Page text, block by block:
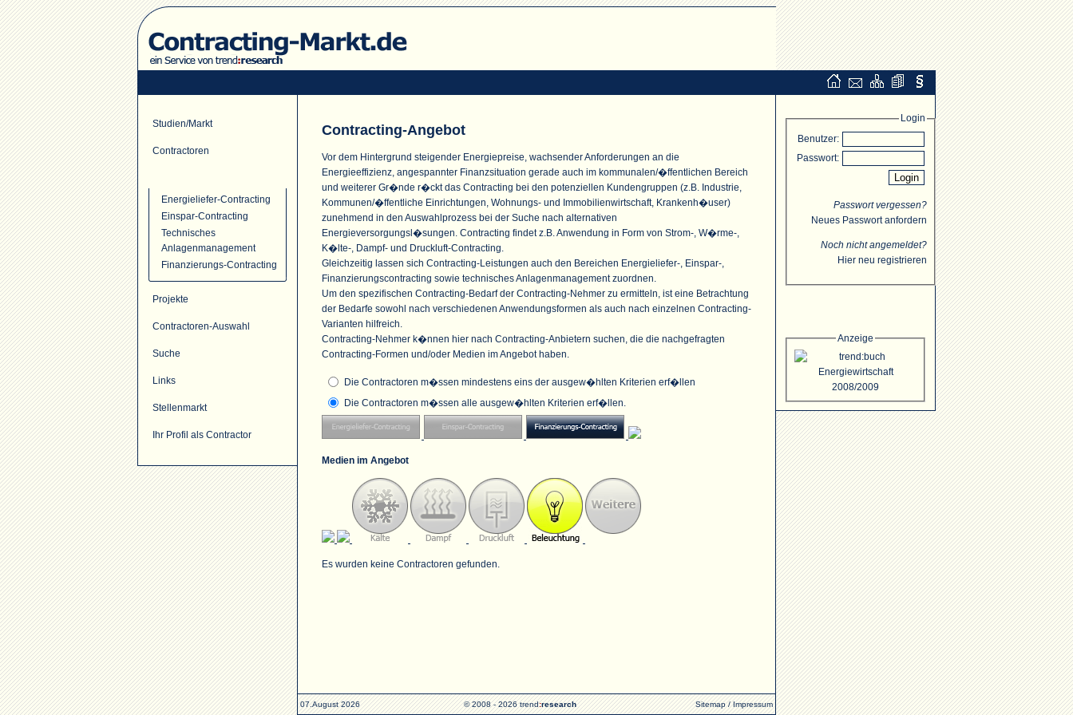
Studien/Markt
Contractoren
Energieliefer-Contracting
Einspar-Contracting
Technisches
Anlagenmanagement
Finanzierungs-Contracting
Projekte
Contractoren-Auswahl
Suche
Links
Stellenmarkt
Ihr Profil als Contractor
Contracting-Angebot
Vor dem Hintergrund steigender Energiepreise, wachsender Anforderungen an die
Energieeffizienz, angespannter Finanzsituation gerade auch im kommunalen/�ffentlichen Bereich
und weiterer Gr�nde r�ckt das Contracting bei den potenziellen Kundengruppen (z.B. Industrie,
Kommunen/�ffentliche Einrichtungen, Wohnungs- und Immobilienwirtschaft, Krankenh�user)
zunehmend in den Auswahlprozess bei der Suche nach alternativen
Energieversorgungsl�sungen. Contracting findet z.B. Anwendung in Form von Strom-, W�rme-,
K�lte-, Dampf- und Druckluft-Contracting.
Gleichzeitig lassen sich Contracting-Leistungen auch den Bereichen Energieliefer-, Einspar-,
Finanzierungscontracting sowie technisches Anlagenmanagement zuordnen.
Um den spezifischen Contracting-Bedarf der Contracting-Nehmer zu ermitteln, ist eine Betrachtung
der Bedarfe sowohl nach verschiedenen Anwendungsformen als auch nach einzelnen Contracting-
Varianten hilfreich.
Contracting-Nehmer k�nnen hier nach Contracting-Anbietern suchen, die die nachgefragten
Contracting-Formen und/oder Medien im Angebot haben.
Die Contractoren m�ssen mindestens eins der ausgew�hlten Kriterien erf�llen
Die Contractoren m�ssen alle ausgew�hlten Kriterien erf�llen.
Medien im Angebot
Es wurden keine Contractoren gefunden.
Login
Benutzer:
Passwort:
Passwort vergessen?
Neues Passwort anfordern
Noch nicht angemeldet?
Hier neu registrieren
Anzeige
07.August 2026 © 2008 - 2026 trend:research Sitemap/Impressum